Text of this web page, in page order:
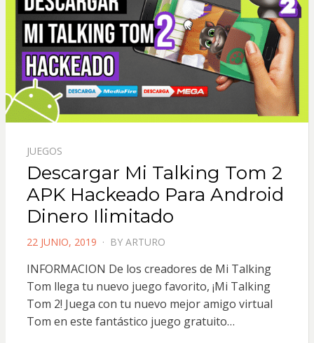
JUEGOS
Descargar Mi Talking Tom 2
APK Hackeado Para Android
Dinero Ilimitado
POSTED
22 JUNIO, 2019 BY ARTURO
INFORMACION De los creadores de Mi Talking
Tom llega tu nuevo juego favorito, ¡Mi Talking
Tom 2! Juega con tu nuevo mejor amigo virtual
Tom en este fantástico juego gratuito…